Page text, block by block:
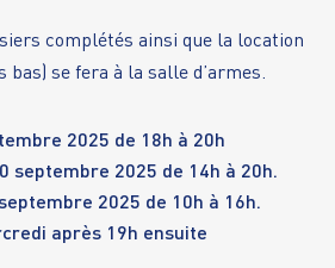
complétés ainsi que la location
se fera à la salle d’armes.
2025 de 18h à 20h
septembre 2025 de 14h à 20h.
2025 de 10h à 16h.
après 19h ensuite